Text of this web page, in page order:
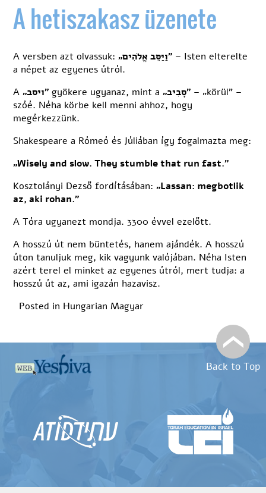
A hetiszakasz üzenete
A versben azt olvassuk: „וַיַּסֵּב אֱלֹהִים” – Isten elterelte
a népet az egyenes útról.
A
„ויסב” gyökere ugyanaz, mint a „סָבִיב” – „körül” –
szóé. Néha körbe kell menni ahhoz, hogy
megérkezzünk.
Shakespeare a Rómeó és Júliában így fogalmazta meg:
„Wisely and slow. They stumble that run fast.”
Kosztolányi Dezső fordításában:„Lassan: megbotlik
az, aki rohan.”
A Tóra ugyanezt mondja. 3300 évvel ezelőtt.
A hosszú út nem büntetés, hanem ajándék. A hosszú
úton tanuljuk meg, kik vagyunk valójában. Néha Isten
azért terel el minket az egyenes útról, mert tudja: a
hosszú út az, ami igazán hazavisz.
Posted in Hungarian Magyar
Back to Top